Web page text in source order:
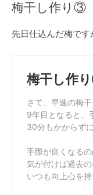
梅干し作り③
先日仕込んだ梅です